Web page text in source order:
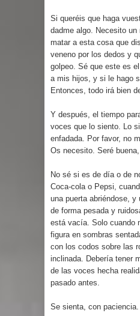
Si queréis que haga
dadme algo. Necesito
matar a esta cosa que
veneno por los dedos y
golpeo. Sé que este es
a mis hijos, y si le hago
Entonces, todo irá bien
Y después, el tiempo
voces que lo siento. Lo
enfadada. Por favor, no
Os necesito. Seré
No sé si es de día o de
Coca-cola o Pepsi,
una puerta abriéndose,
de forma pesada y
está vacía. Solo cuando
figura en sombras
con los codos sobre las
inclinada. Debería tener
de las voces hecha
pasado antes.
Se sienta, con paciencia.